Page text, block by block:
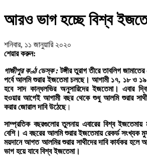
আরও ভাগ হচ্ছে বিশ্ব
শনিবার, ১১ জানুয়ারি ২০২০
শেয়ার করুন:
গাজীপুর কণ্ঠ ডেস্ক :টঙ্গীর তুরাগ তীরে তাবলিগ
পর্বে আলমি শুরার ইজতেমা চলছে। আগামী ১৭, ১৮ ও ১৯
হবে সাদ কান্ধলভির অনুসারিদের ইজতেমা। এবার
হওয়ার আগেই আগামী বছর থেকে শুধু আলমি শুরার
করার জোরাল দাবি উঠেছে।
সাম্প্রতিক বছরগুলোর তুলনায় এবারের বিশ্ব
বেশি। এ বছরের আলমি শুরার ইজতেমায় রেকর্ড সংখ্যক
ময়দানে আগত আলমির শুরার সাথীদের দাবি কার্যকর হলে
ভাগ হয়ে যাবে বিশ্ব ইজতেমা।